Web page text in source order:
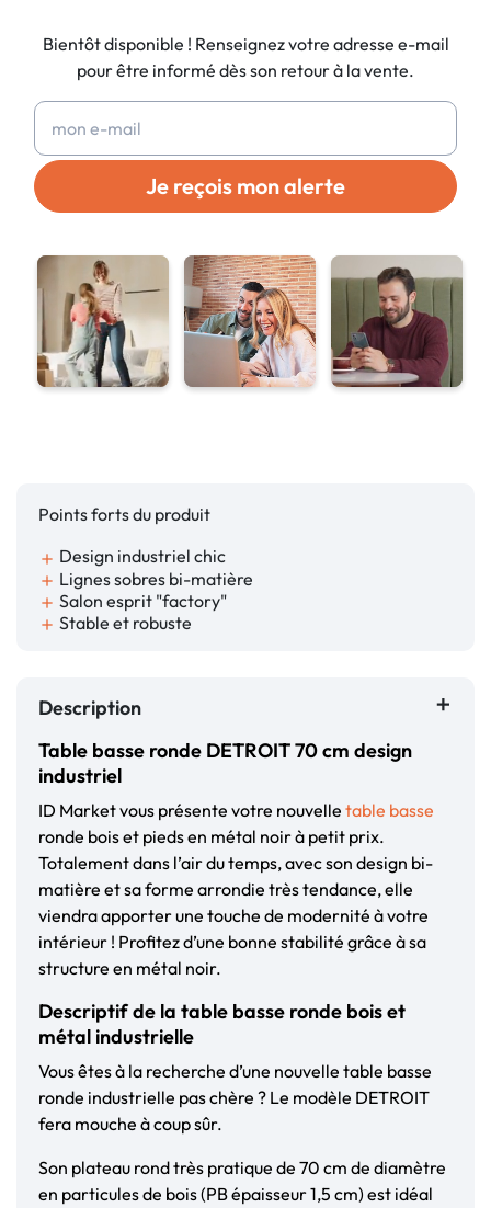
Bientôt disponible ! Renseignez votre adresse e-mail
pour être informé dès son retour à la vente.
Je reçois mon alerte
Points forts du produit
add Design industriel chic
add Lignes sobres bi-matière
add Salon esprit "factory"
add Stable et robuste
Description
Table basse ronde DETROIT 70 cm design
industriel
ID Market vous présente votre nouvelle table basse
ronde bois et pieds en métal noir à petit prix.
Totalement dans l’air du temps, avec son design bi-
matière et sa forme arrondie très tendance, elle
viendra apporter une touche de modernité à votre
intérieur ! Profitez d’une bonne stabilité grâce à sa
structure en métal noir.
Descriptif de la table basse ronde bois et
métal industrielle
Vous êtes à la recherche d’une nouvelle table basse
ronde industrielle pas chère ? Le modèle DETROIT
fera mouche à coup sûr.
Son plateau rond très pratique de 70 cm de diamètre
en particules de bois (PB épaisseur 1,5 cm) est idéal